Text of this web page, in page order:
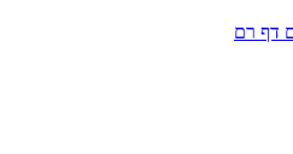
דף רם